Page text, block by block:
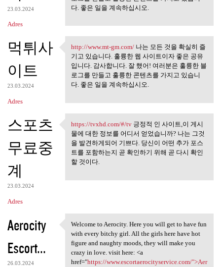
23.03.2024
Adres
다. 좋은 일을 계속하십시오.
먹튀사
이트
23.03.2024
Adres
http://www.mt-gm.com/ 나는 모든
http://www.mt-gm.com/나는 모든 것을 확실히 즐
기고 있습니다. 훌륭한 웹 사이트이자 좋은 공유
입니다. 감사합니다. 잘 했어! 여러분은 훌륭한 블
로그를 만들고 훌륭한 콘텐츠를 가지고 있습니
다. 좋은 일을 계속하십시오.
스포츠
무료중
계
23.03.2024
Adres
https://tvxhd.com/#/tv 긍정적 인
https://tvxhd.com/#/tv긍정적 인 사이트,이 게시
물에 대한 정보를 어디서 얻었습니까? 나는 그것
을 발견하게되어 기쁘다. 당신이 어떤 추가 포스
트를 포함하는지 곧 확인하기 위해 곧 다시 확인
할 것이다.
Aerocity
Escort...
26.03.2024
Welcome to Aerocity. Here you
Welcome to Aerocity. Here you will get to have fun
with every bitchy girl. All the girls here have hot
figure and naughty moods, they will make you
crazy in love. visit here: <a
href="https://www.escortaerocityservice.com/">Aer